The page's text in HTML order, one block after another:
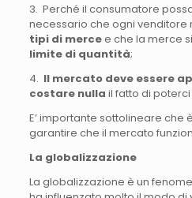
3. Perché il consumatore
necessario che ogni venditore
tipi di mercee che la merce
limite di quantità;
4. Il mercato deve essere
costare nulla il fatto di
E’ importante sottolineare che
garantire che il mercato
La globalizzazione
La globalizzazione è un